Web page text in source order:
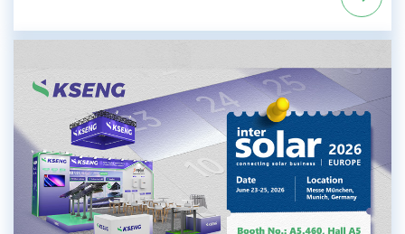
품 라인업은 전 세계 방문객들의 큰 관심을 끌었으며, 많은 참석자들이 프
Kseng Solar's 제품은 CE, TÜV, CPP, UL, IEC 및 프랑스 시장을 위한 ETN
럽 표준 준수에 대한 의지를 보여줍니다. 또한, 많은 주요 제품은 Kseng
Solar's 유럽 물류 창고에서 즉시 공급 가능하여, 해당 지역 전역의 고객에
게 신속한 배송과 대응 지원을 보장합니다. 제공 제품 - KST-1P Solar
Tracker - Solar Carports - 지붕 태양광 마운팅 솔루션: 타일 지붕 마운팅
시스템, 금속 지붕 마운팅 시스템, 스탠딩 심 지붕 마운팅 시스템, 행거 볼트
지붕 마운팅 시스템 - 지상 태양광 마운팅 솔루션: Zn-Al-Mg 지상 마운팅
시스템, 스틸 지상 마운팅 시스템, 알루미늄 지상 마운팅 시스템 - 발라스트
태양광 마운팅 솔루션 - 이지 솔라 브라켓: 유니버설 Easy Solar Bracket
Lite, 발코니 Easy Solar Bracket 유럽이 에너지 전환을 가속화함에 따라,